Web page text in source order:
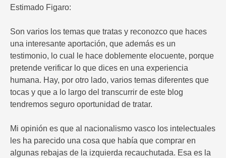
Estimado Figaro:
Son varios los temas que tratas y reconozco que haces
una interesante aportación, que además es un
testimonio, lo cual le hace doblemente elocuente, porque
pretende verificar lo que dices en una experiencia
humana. Hay, por otro lado, varios temas diferentes que
tocas y que a lo largo del transcurrir de este blog
tendremos seguro oportunidad de tratar.
Mi opinión es que al nacionalismo vasco los intelectuales
les ha parecido una cosa que había que comprar en
algunas rebajas de la izquierda recauchutada. Esa es la